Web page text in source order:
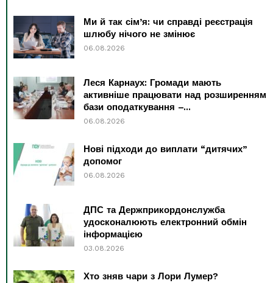
Ми й так сім’я: чи справді реєстрація
шлюбу нічого не змінює
06.08.2026
Леся Карнаух: Громади мають
активніше працювати над розширенням
бази оподаткування –...
06.08.2026
Нові підходи до виплати “дитячих”
допомог
06.08.2026
ДПС та Держприкордонслужба
удосконалюють електронний обмін
інформацією
03.08.2026
Хто зняв чари з Лори Лумер?